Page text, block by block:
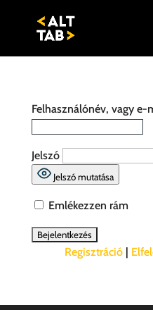
Felhasználónév, vagy e-
Jelszó
Jelszó mutatása
Emlékezzen rám
Regisztráció|